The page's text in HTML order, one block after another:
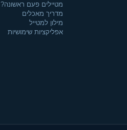
מטיילים פעם ראשונה?
מדריך מאכלים
מילון למטייל
אפליקציות שימושיות